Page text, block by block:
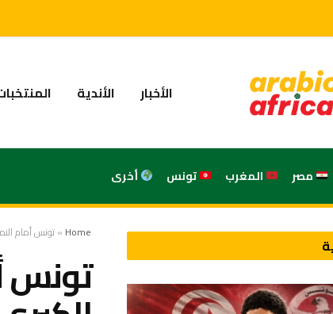
الأخبار الأندية
مصر المغرب تونس أخرى
Home
»تونس أمام
تونس